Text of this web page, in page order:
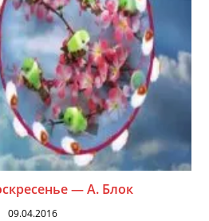
— А. Блок
09.04.2016